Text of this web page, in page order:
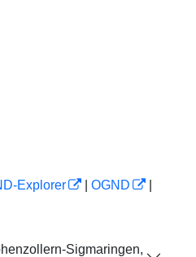
Explorer OGND
Sigmaringen,